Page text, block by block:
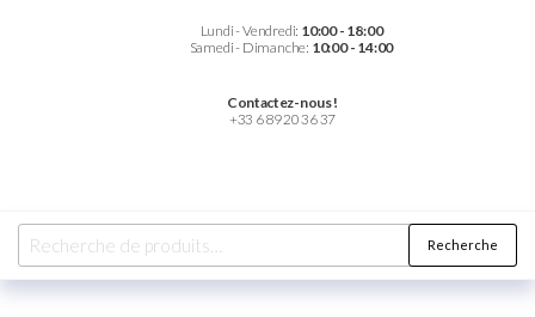
Lundi - Vendredi: 10:00 - 18:00
Samedi - Dimanche: 10:00 - 14:00
Contactez-nous !
+33 6 89 20 36 37
Recherche